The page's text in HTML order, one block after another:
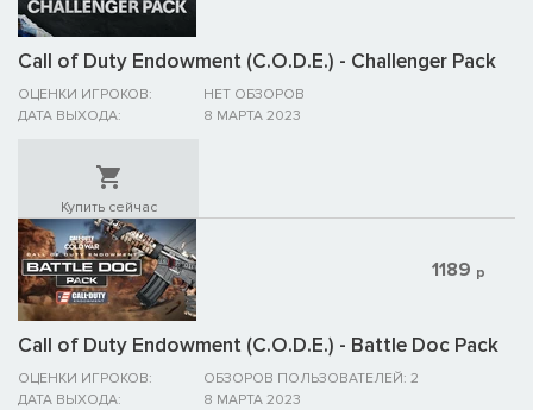
Call of Duty Endowment (C.O.D.E.) - Challenger Pack
ОЦЕНКИ ИГРОКОВ:
НЕТ ОБЗОРОВ
ДАТА ВЫХОДА:
8 МАРТА 2023
Купить сейчас
Call of Duty Endowment (C.O.D.E.) - Battle Doc Pack
ОЦЕНКИ ИГРОКОВ:
ОБЗОРОВ ПОЛЬЗОВАТЕЛЕЙ: 2
ДАТА ВЫХОДА:
8 МАРТА 2023
1189 р